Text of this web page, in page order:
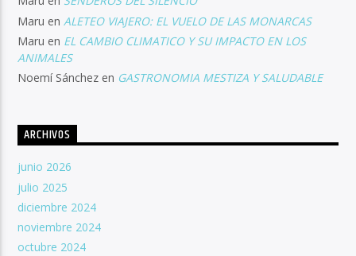
Maru en ALETEO VIAJERO: EL VUELO DE LAS MONARCAS
Maru en EL CAMBIO CLIMATICO Y SU IMPACTO EN LOS
ANIMALES
Noemí Sánchez en GASTRONOMIA MESTIZA Y SALUDABLE
ARCHIVOS
junio 2026
julio 2025
diciembre 2024
noviembre 2024
octubre 2024